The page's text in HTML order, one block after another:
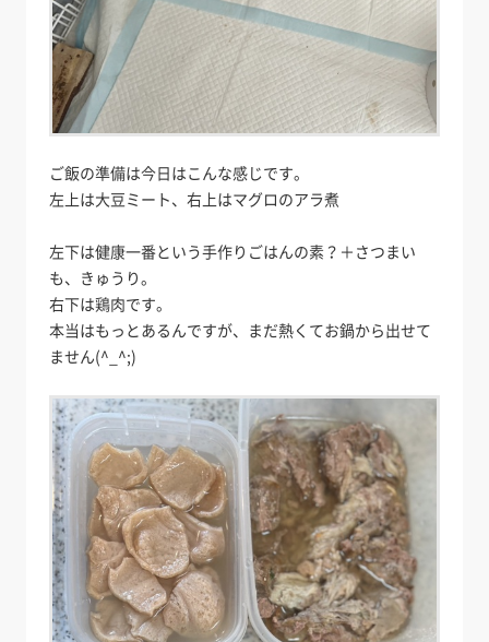
ご飯の準備は今日はこんな感じです。
左上は大豆ミート、右上はマグロのアラ煮
左下は健康一番という手作りごはんの素？＋さつまい
も、きゅうり。
右下は鶏肉です。
本当はもっとあるんですが、まだ熱くてお鍋から出せて
ません(^_^;)